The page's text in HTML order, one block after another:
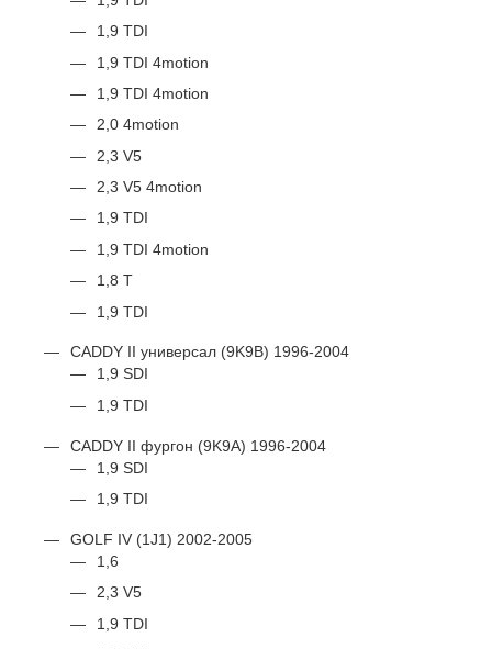
1,9 TDI
1,9 TDI 4motion
1,9 TDI 4motion
2,0 4motion
2,3 V5
2,3 V5 4motion
1,9 TDI
1,9 TDI 4motion
1,8 T
1,9 TDI
CADDY II универсал (9K9B) 1996-2004
1,9 SDI
1,9 TDI
CADDY II фургон (9K9A) 1996-2004
1,9 SDI
1,9 TDI
GOLF IV (1J1) 2002-2005
1,6
2,3 V5
1,9 TDI